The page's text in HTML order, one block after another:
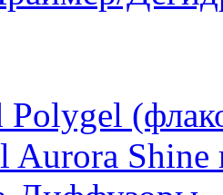
Aurora Shine